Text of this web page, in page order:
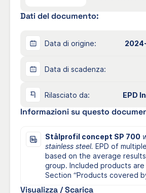
Dati del documento:
Data di origine:
Data di scadenza:
Rilasciato da: EPD
Informazioni su questo
Stålprofil concept SP 700
stainless steel. EPD of
based on the average
group. Included products
Section “Products covered
Visualizza / Scarica